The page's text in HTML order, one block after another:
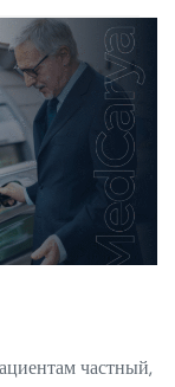
частный,